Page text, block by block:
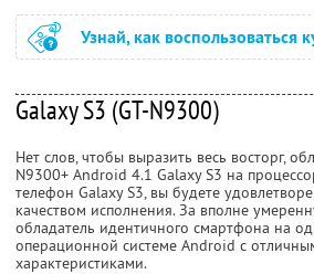
Узнай, как воспользоваться
Galaxy S3 (GT-N9300)
Нет слов, чтобы выразить весь восторг,
N9300+ Android 4.1 Galaxy S3 на
телефон Galaxy S3, вы будете
качеством исполнения. За вполне
обладатель идентичного смартфона на
операционной системе Android с
характеристиками.